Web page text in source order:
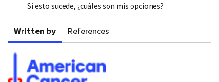
Si esto sucede, ¿cuáles son mis opciones?
Written by References